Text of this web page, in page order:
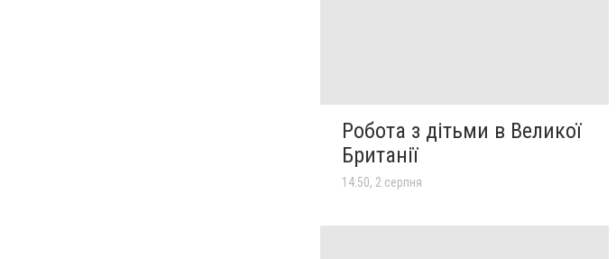
Робота з дітьми в Великої
Британії
14:50, 2 серпня